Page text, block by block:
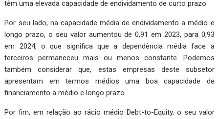
têm uma elevada capacidade de endividamento de curto prazo.
Por seu lado, na capacidade média de endividamento a médio e
longo prazo, o seu valor aumentou de 0,91 em 2023, para 0,93
em 2024, o que significa que a dependência média face a
terceiros permaneceu mais ou menos constante. Podemos
também considerar que, estas empresas deste subsetor
apresentam em termos médios uma boa capacida­de de
financiamento a médio e longo prazo.
Por fim, em relação ao rácio médio Debt-to-Equity, o seu valor